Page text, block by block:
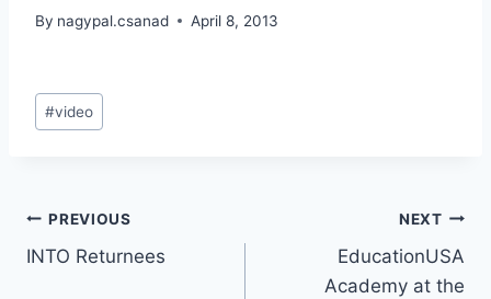
By nagypal.csanad April 8, 2013
Post
Tags:
#video
Post
navigation
PREVIOUS
INTO Returnees
NEXT
EducationUSA
Academy at the